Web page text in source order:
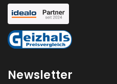
Newsletter